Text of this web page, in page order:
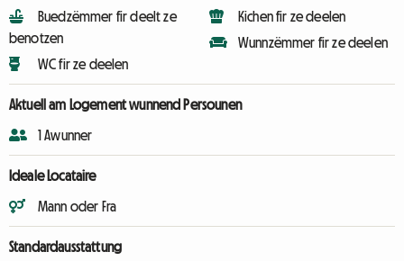
Buedzëmmer fir deelt ze
benotzen
WC fir ze deelen
Kichen fir ze deelen
Wunnzëmmer fir ze deelen
Aktuell am Logement wunnend Persounen
1 Awunner
Ideale Locataire
Mann oder Fra
Standardausstattung